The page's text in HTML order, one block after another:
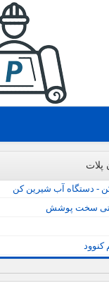
پلات
- دستگاه آب شیرین کن
سخت پوشش
کنوود